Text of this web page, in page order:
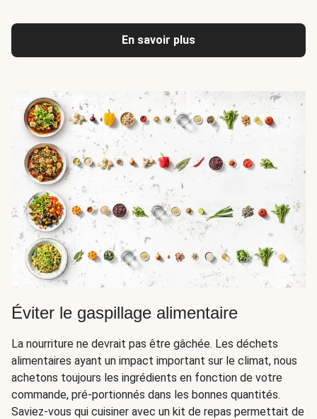
En savoir plus
Éviter le gaspillage alimentaire
La nourriture ne devrait pas être gâchée. Les déchets
alimentaires ayant un impact important sur le climat, nous
achetons toujours les ingrédients en fonction de votre
commande, pré-portionnés dans les bonnes quantités.
Saviez-vous qui cuisiner avec un kit de repas permettait de